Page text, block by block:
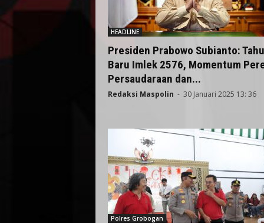
HEADLINE
Presiden Prabowo Subianto:
Baru Imlek 2576, Momentum
Persaudaraan dan...
Redaksi Maspolin - 30 Januari 2025 13: 36
Polres Grobogan